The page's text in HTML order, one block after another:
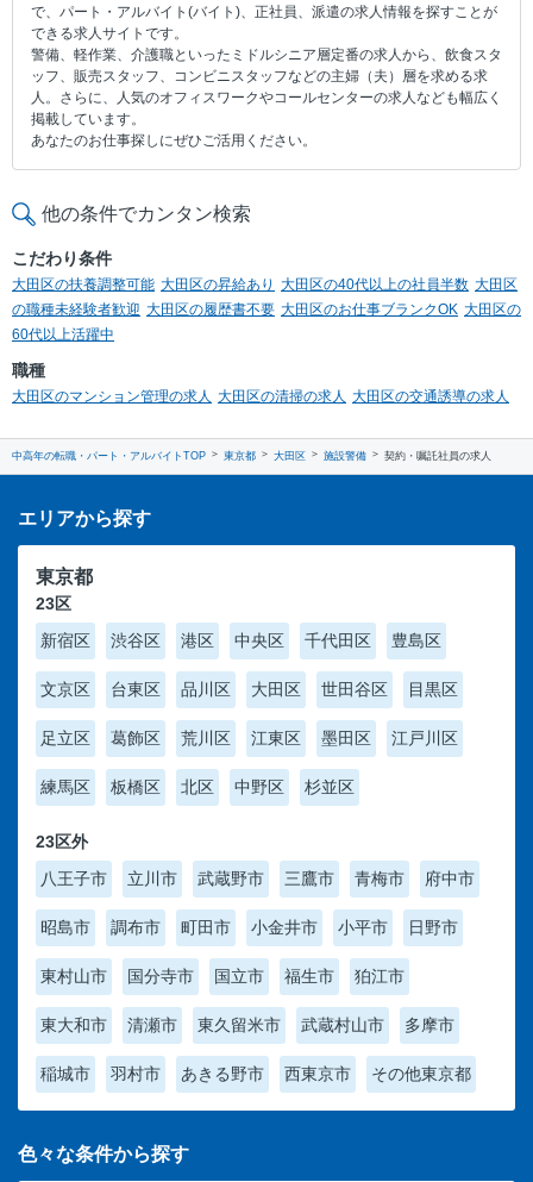
で、パート・アルバイト(バイト)、正社員、派遣の求人情報を探すことが
できる求人サイトです。
警備、軽作業、介護職といったミドルシニア層定番の求人から、飲食スタ
ッフ、販売スタッフ、コンビニスタッフなどの主婦（夫）層を求める求
人。さらに、人気のオフィスワークやコールセンターの求人なども幅広く
掲載しています。
あなたのお仕事探しにぜひご活用ください。
他の条件でカンタン検索
こだわり条件
大田区の扶養調整可能 大田区の昇給あり 大田区の40代以上の社員半数 大田区
の職種未経験者歓迎 大田区の履歴書不要 大田区のお仕事ブランクOK 大田区の
60代以上活躍中
職種
大田区のマンション管理の求人 大田区の清掃の求人 大田区の交通誘導の求人
中高年の転職・パート・アルバイトTOP 東京都 大田区 施設警備 契約・嘱託社員の求人
エリアから探す
東京都
23区
新宿区
渋谷区 港区 中央区 千代田区 豊島区
文京区 台東区 品川区 大田区 世田谷区 目黒区
足立区 葛飾区 荒川区 江東区 墨田区 江戸川区
練馬区 板橋区 北区 中野区 杉並区
23区外
八王子市
立川市 武蔵野市 三鷹市 青梅市 府中市
昭島市 調布市 町田市 小金井市 小平市 日野市
東村山市 国分寺市 国立市 福生市 狛江市
東大和市 清瀬市 東久留米市 武蔵村山市 多摩市
稲城市 羽村市 あきる野市 西東京市 その他東京都
色々な条件から探す